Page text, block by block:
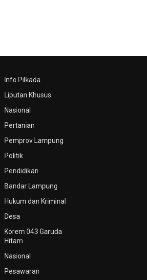
Info Pilkada
Liputan Khusus
Nasional
Pertanian
Pemprov Lampung
Politik
Pendidikan
Bandar Lampung
Hukum dan Kriminal
Desa
Korem 043 Garuda
Hitam
Nasional
Pesawaran